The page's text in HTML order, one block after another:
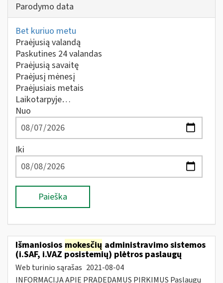
Parodymo data
Bet kuriuo metu
Praėjusią valandą
Paskutines 24 valandas
Praėjusią savaitę
Praėjusį mėnesį
Praėjusiais metais
Laikotarpyje…
Nuo
Iki
Paieška
Išmaniosios mokesčių administravimo sistemos
(i.SAF, i.VAZ posistemių) plėtros paslaugų
Web turinio sąrašas 2021-08-04
INFORMACIJA APIE PRADEDAMUS PIRKIMUS Paslaugų